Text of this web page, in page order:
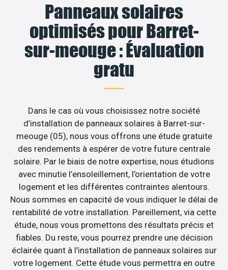
Panneaux solaires
optimisés pour Barret-
sur-meouge : Évaluation
gratu
Dans le cas où vous choisissez notre société
d’installation de panneaux solaires à Barret-sur-
meouge (05), nous vous offrons une étude gratuite
des rendements à espérer de votre future centrale
solaire. Par le biais de notre expertise, nous étudions
avec minutie l’ensoleillement, l’orientation de votre
logement et les différentes contraintes alentours.
Nous sommes en capacité de vous indiquer le délai de
rentabilité de votre installation. Pareillement, via cette
étude, nous vous promettons des résultats précis et
fiables. Du reste, vous pourrez prendre une décision
éclairée quant à l’installation de panneaux solaires sur
votre logement. Cette étude vous permettra en outre